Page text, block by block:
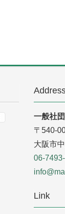
一般社
〒540-
大阪市
06-
Link